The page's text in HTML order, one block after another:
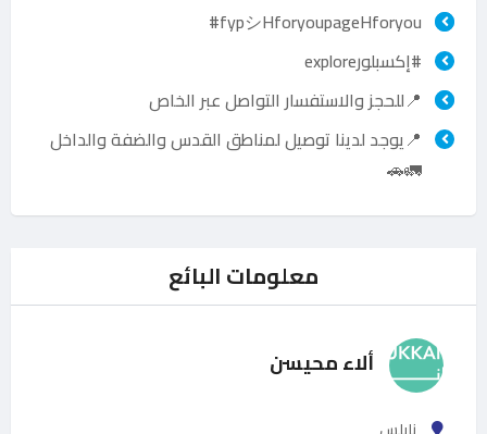
fypシHforyoupageHforyou#
#إكسبلورexplore
📍للحجز والاستفسار التواصل عبر الخاص
📍يوجد لدينا توصيل لمناطق القدس والضفة والداخل
🚛🚗
معلومات البائع
ألاء محيسن